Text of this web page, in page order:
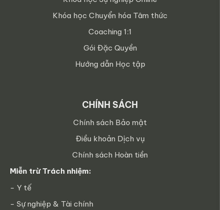
Khóa học Chuyển hóa Tâm thức
Coaching 1:1
Gói Đặc Quyền
Hướng dẫn Học tập
CHÍNH SÁCH
Chính sách Bảo mật
Điều khoản Dịch vụ
Chính sách Hoàn tiền
Miễn trừ Trách nhiệm:
- Y tế
- Sự nghiệp & Tài chính